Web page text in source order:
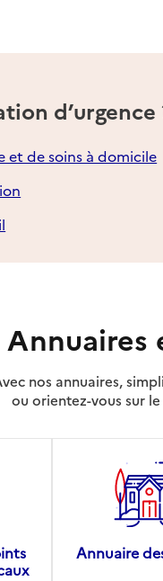
d’urgence
et de soins à domicile
Annuaires
nos annuaires,
ou orientez-vous sur
Annuaire